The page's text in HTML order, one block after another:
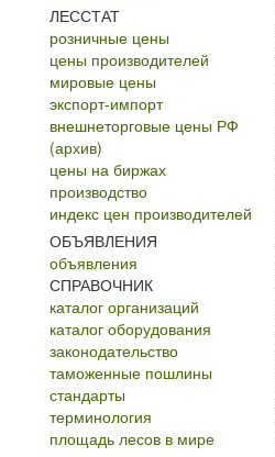
ЛЕССТАТ
розничные цены
цены производителей
мировые цены
экспорт-импорт
внешнеторговые цены РФ
(архив)
цены на биржах
производство
индекс цен производителей
ОБЪЯВЛЕНИЯ
объявления
СПРАВОЧНИК
каталог организаций
каталог оборудования
законодательство
таможенные пошлины
стандарты
терминология
площадь лесов в мире